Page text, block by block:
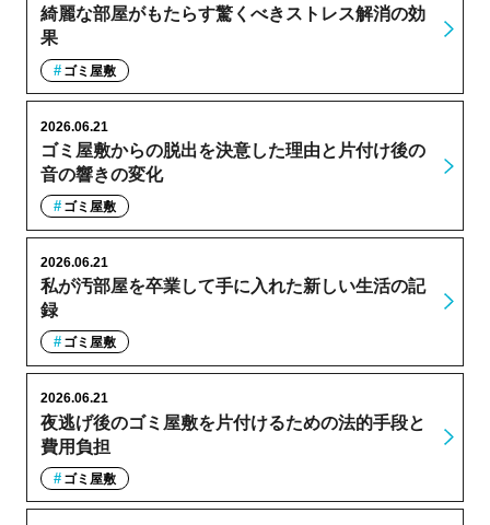
綺麗な部屋がもたらす驚くべきストレス解消の効
果
ゴミ屋敷
ゴミ屋敷からの脱出を決意した理由と片付け後の
音の響きの変化
2026.06.21
ゴミ屋敷
私が汚部屋を卒業して手に入れた新しい生活の記
録
2026.06.21
ゴミ屋敷
夜逃げ後のゴミ屋敷を片付けるための法的手段と
費用負担
2026.06.21
ゴミ屋敷